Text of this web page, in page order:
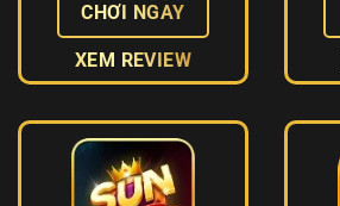
CHƠI NGAY
XEM REVIEW